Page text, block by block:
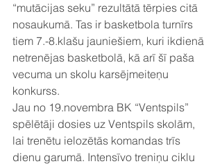
“mutācijas seku” rezultātā tērpies citā
nosaukumā. Tas ir basketbola turnīrs
tiem 7.-8.klašu jauniešiem, kuri ikdienā
netrenējas basketbolā, kā arī šī paša
vecuma un skolu karsējmeiteņu
konkurss.
Jau no 19.novembra BK “Ventspils”
spēlētāji dosies uz Ventspils skolām,
lai trenētu ielozētās komandas trīs
dienu garumā. Intensīvo treniņu ciklu